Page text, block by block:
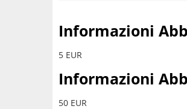
Informazioni
5 EUR
Informazioni
50 EUR